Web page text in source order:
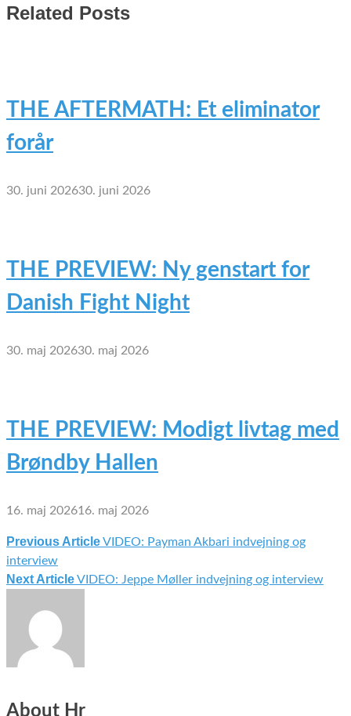
Related Posts
THE AFTERMATH: Et eliminator
forår
30. juni 202630. juni 2026
THE PREVIEW: Ny genstart for
Danish Fight Night
30. maj 202630. maj 2026
THE PREVIEW: Modigt livtag med
Brøndby Hallen
16. maj 202616. maj 2026
Indlægsnavigation
Previous ArticleVIDEO: Payman Akbari indvejning og
interview
Next ArticleVIDEO: Jeppe Møller indvejning og interview
About Hr